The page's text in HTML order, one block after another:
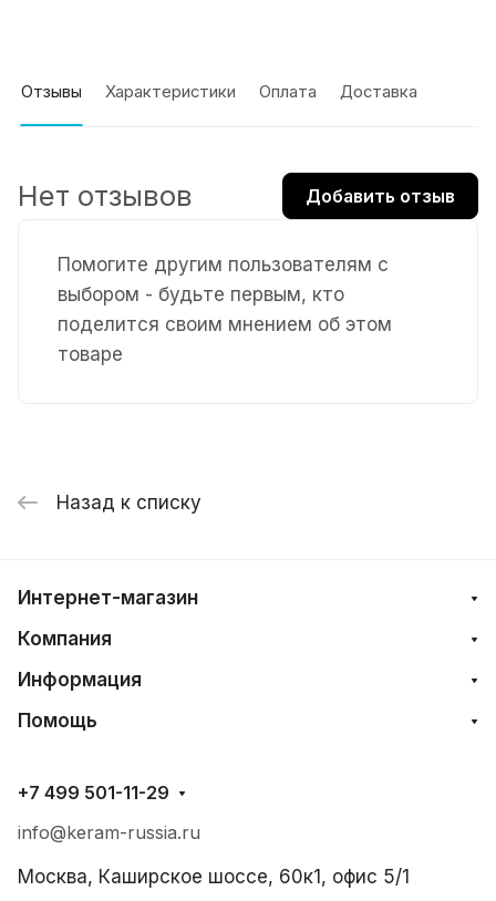
Отзывы Характеристики Оплата Доставка
Помогите другим пользователям с
выбором - будьте первым, кто
поделится своим мнением об этом
товаре
Нет отзывов Добавить отзыв
Назад к списку
Интернет-магазин
Компания
Информация
Помощь
+7 499 501-11-29
info@keram-russia.ru
Москва, Каширское шоссе, 60к1, офис 5/1